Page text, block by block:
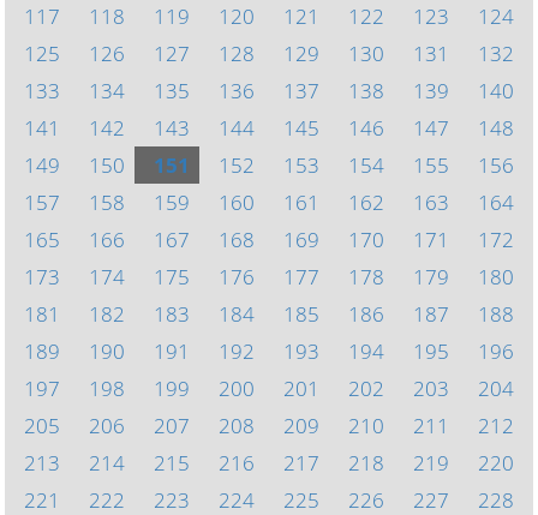
117
118 119 120 121 122 123
124
125
126 127 128 129 130 131
132
133
134 135 136 137 138 139
140
141
142 143 144 145 146 147
148
149
150 151 152 153 154 155
156
157
158 159 160 161 162 163
164
165
166 167 168 169 170 171
172
173
174 175 176 177 178 179
180
181
182 183 184 185 186 187
188
189
190 191 192 193 194 195
196
197
198 199 200 201 202 203
204
205
206 207 208 209 210 211
212
213
214 215 216 217 218 219
220
221
222 223 224 225 226 227
228